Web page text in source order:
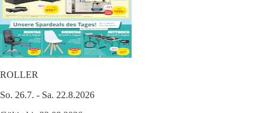
ROLLER
So. 26.7. - Sa. 22.8.2026